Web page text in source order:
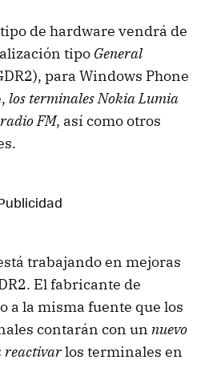
de hardware vendrá de
tipo General
para Windows Phone
los terminales Nokia Lumia
FM, así como otros
trabajando en mejoras
El fabricante de
a la misma fuente que los
contarán con un nuevo
reactivarlos terminales en